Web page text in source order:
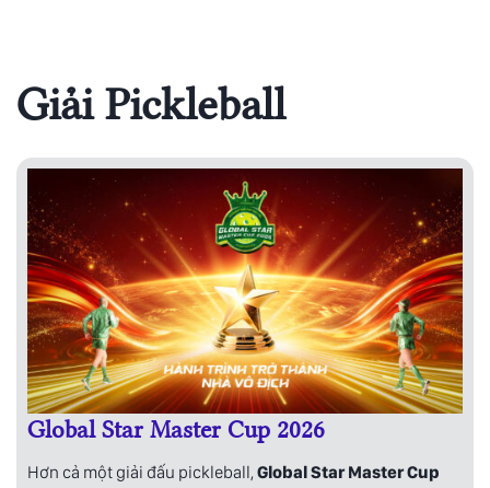
Giải Pickleball
Global Star Master Cup 2026
Hơn cả một giải đấu pickleball, Global Star Master Cup